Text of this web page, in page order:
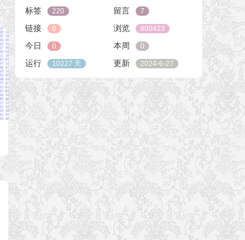
标签 220 留言 7
链接 0 浏览 800423
今日 0 本周 0
运行 10227 天 更新 2024-6-27